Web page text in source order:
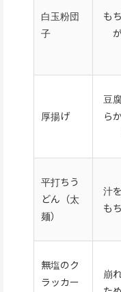
白玉粉団
子
も
厚揚げ
豆
ら
平打ちう
どん（太
麺）
汁
も
無塩のク
ラッカー
崩